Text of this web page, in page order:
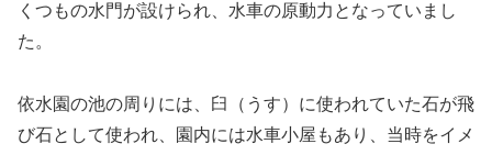
くつもの水門が設けられ、水車の原動力となっていまし
た。
依水園の池の周りには、臼（うす）に使われていた石が飛
び石として使われ、園内には水車小屋もあり、当時をイメ